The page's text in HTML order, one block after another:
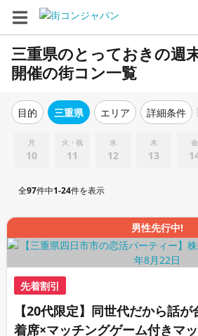
三重県のとっておきの週
開催の街コン一覧
目的 三重県 エリア 詳細条件
月
10
火・祝
11
水
12
木
13
金
全97件中1-24件を表示
男性先行中!
先着割引
【20代限定】同世代だから話
着席×マッチングゲーム付きマ